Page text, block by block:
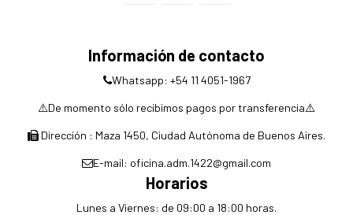
Información de contacto
Whatsapp: +54 11 4051-1967
⚠️De momento sólo recibimos pagos por transferencia⚠️
Dirección : Maza 1450, Ciudad Autónoma de Buenos Aires.
E-mail: oficina.adm.1422@gmail.com
Horarios
Lunes a Viernes: de 09:00 a 18:00 horas.